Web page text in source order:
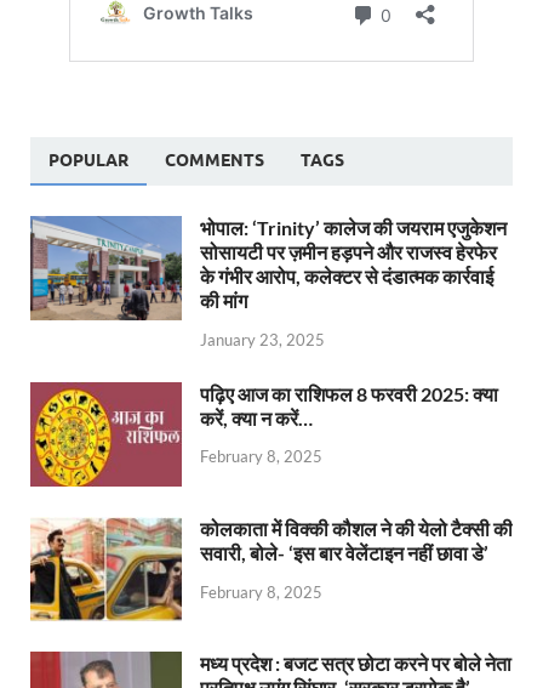
POPULAR COMMENTS TAGS
भोपाल: ‘Trinity’ कालेज की जयराम एजुकेशन
सोसायटी पर ज़मीन हड़पने और राजस्व हेरफेर
के गंभीर आरोप, कलेक्टर से दंडात्मक कार्रवाई
की मांग
January 23, 2025
पढ़िए आज का राशिफल 8 फरवरी 2025: क्या
करें, क्या न करें…
February 8, 2025
कोलकाता में विक्की कौशल ने की येलो टैक्सी की
सवारी, बोले- ‘इस बार वेलेंटाइन नहीं छावा डे’
February 8, 2025
मध्य प्रदेश : बजट सत्र छोटा करने पर बोले नेता